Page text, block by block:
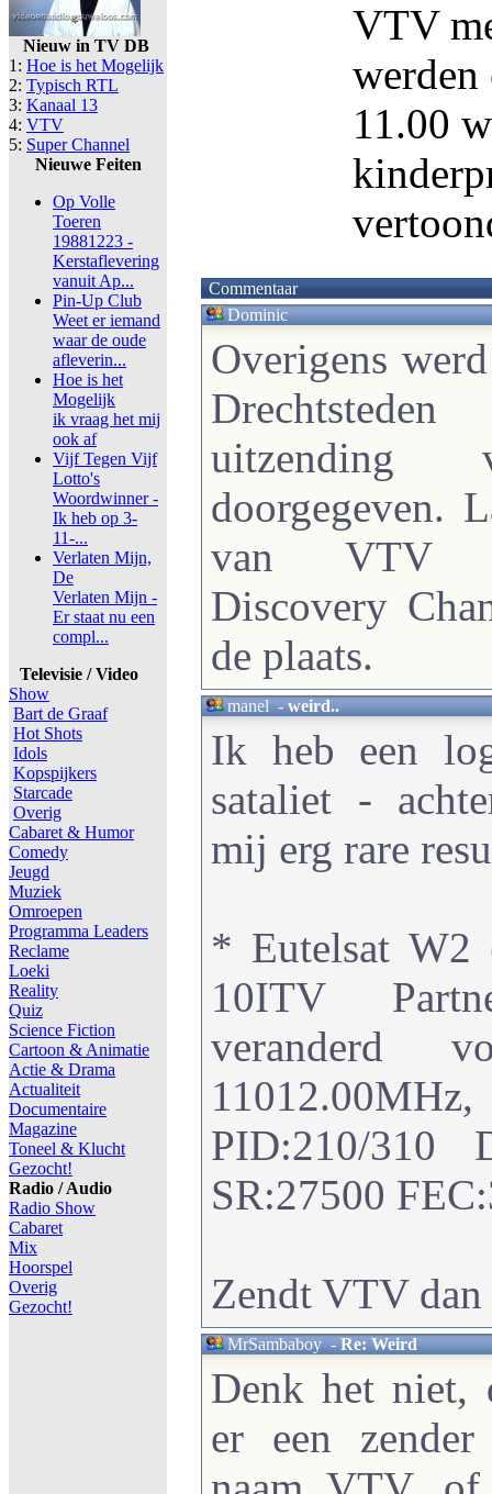
Nieuw in TV DB
1: Hoe is het Mogelijk
2: Typisch RTL
3: Kanaal 13
4: VTV
5: Super Channel
Nieuwe Feiten
Op Volle
Toeren
19881223 -
Kerstaflevering
vanuit Ap...
Pin-Up Club
Weet er iemand
waar de oude
afleverin...
Hoe is het
Mogelijk
ik vraag het mij
ook af
Vijf Tegen Vijf
Lotto's
Woordwinner -
Ik heb op 3-
11-...
Verlaten Mijn,
De
Verlaten Mijn -
Er staat nu een
compl...
Televisie / Video
Show
Bart de Graaf
Hot Shots
Idols
Kopspijkers
Starcade
Overig
Cabaret & Humor
Comedy
Jeugd
Muziek
Omroepen
Programma Leaders
Reclame
Loeki
Reality
Quiz
Science Fiction
Cartoon & Animatie
Actie & Drama
Actualiteit
Documentaire
Magazine
Toneel & Klucht
Gezocht!
Radio / Audio
Radio Show
Cabaret
Mix
Hoorspel
Overig
Gezocht!
VTV
werden
11.00
Commentaar
Dominic
Overigens
uitzending
doorgegeven.
van VTV
Discovery
de plaats.
manel-weird..
Ik heb een
sataliet -
mij erg rare
* Eutelsat W2
10ITV
veranderd
PID:210/310
SR:27500
Zendt VTV
MrSambaboy-Re: Weird
Denk het niet,
er een